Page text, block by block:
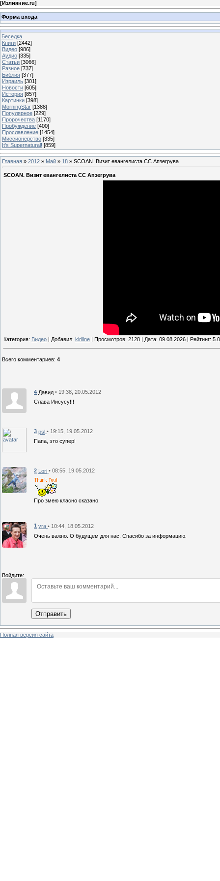
[Излияние.ru]
Форма входа
Беседка
Книги [2442]
Видео [986]
Аудио [335]
Статьи [3066]
Разное [737]
Библия [377]
Израиль [301]
Новости [605]
История [857]
Картинки [398]
MorningStar [1388]
Популярное [229]
Пророчества [1170]
Пробуждение [400]
Прославление [1454]
Миссионерство [335]
It's Supernatural! [859]
Главная » 2012 » Май » 18 » SCOAN. Визит евангелиста СС Апзегрува
SCOAN. Визит евангелиста СС Апзегрува
Категория: Видео | Добавил: kirillne | Просмотров: 2128 | Дата: 09.08.2026 | Рейтинг:
Всего комментариев: 4
4 Давид • 19:38, 20.05.2012
Слава Иисусу!!!
3 psl • 19:15, 19.05.2012
Папа, это супер!
2 Lori • 08:55, 19.05.2012
Про змею класно сказано.
1 yra • 10:44, 18.05.2012
Очень важно. О будущем для нас. Спасибо за информацию.
Войдите:
Отправить
Полная версия сайта